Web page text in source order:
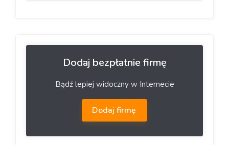
Dodaj bezpłatnie firmę
Bądź lepiej widoczny w Internecie
Dodaj firmę